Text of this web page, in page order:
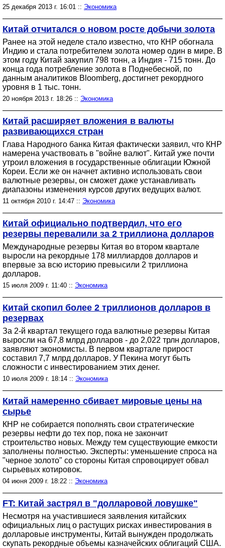
25 декабря 2013 г. 16:01 :: Экономика
Китай отчитался о новом росте добычи золота
Ранее на этой неделе стало известно, что КНР обогнала
Индию и стала потребителем золота номер один в мире. В
этом году Китай закупил 798 тонн, а Индия - 715 тонн. До
конца года потребление золота в Поднебесной, по
данным аналитиков Bloomberg, достигнет рекордного
уровня в 1 тыс. тонн.
20 ноября 2013 г. 18:26 :: Экономика
Китай расширяет вложения в валюты
развивающихся стран
Глава Народного банка Китая фактически заявил, что КНР
намерена участвовать в "войне валют". Китай уже почти
утроил вложения в государственные облигации Южной
Кореи. Если же он начнет активно использовать свои
валютные резервы, он сможет даже устанавливать
диапазоны изменения курсов других ведущих валют.
11 октября 2010 г. 14:47 :: Экономика
Китай официально подтвердил, что его
резервы перевалили за 2 триллиона долларов
Международные резервы Китая во втором квартале
выросли на рекордные 178 миллиардов долларов и
впервые за всю историю превысили 2 триллиона
долларов.
15 июля 2009 г. 11:40 :: Экономика
Китай скопил более 2 триллионов долларов в
резервах
За 2-й квартал текущего года валютные резервы Китая
выросли на 67,8 млрд долларов - до 2,022 трлн долларов,
заявляют экономисты. В первом квартале прирост
составил 7,7 млрд долларов. У Пекина могут быть
сложности с инвестированием этих денег.
10 июля 2009 г. 18:14 :: Экономика
Китай намеренно сбивает мировые цены на
сырье
КНР не собирается пополнять свои стратегические
резервы нефти до тех пор, пока не закончит
строительство новых. Между тем существующие емкости
заполнены полностью. Эксперты: уменьшение спроса на
"черное золото" со стороны Китая спровоцирует обвал
сырьевых котировок.
04 июня 2009 г. 18:22 :: Экономика
FT: Китай застрял в "долларовой ловушке"
Несмотря на участившиеся заявления китайских
официальных лиц о растущих рисках инвестирования в
долларовые инструменты, Китай вынужден продолжать
скупать рекордные объемы казначейских облигаций США.